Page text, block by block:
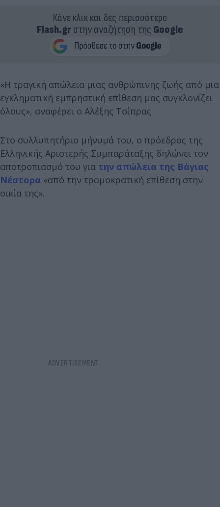
Κάνε κλικ και δες περισσότερο
Flash.grστην αναζήτηση της Google
«Η τραγική απώλεια μιας ανθρώπινης ζωής από μια
εγκληματική εμπρηστική επίθεση μας συγκλονίζει
όλους», αναφέρει ο Αλέξης Τσίπρας
Στο συλλυπητήριο μήνυμά του, ο πρόεδρος της
Ελληνικής Αριστερής Συμπαράταξης δηλώνει τον
αποτροπιασμό του για την απώλεια της Βάγιας
Νέστορα «από την τρομοκρατική επίθεση στην
οικία της».